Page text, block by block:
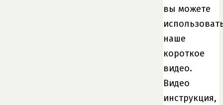
вы можете
наше
короткое
видео.
Видео
инструкция,